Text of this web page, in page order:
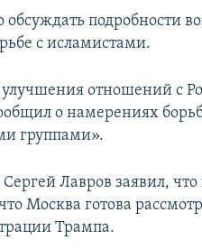
подробности
с исламистами.
отношений с
о намерениях
группами».
Лавров заявил,
Москва готова
Трампа.